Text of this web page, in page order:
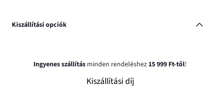
Kiszállítási opciók
Ingyenes szállítás minden rendeléshez 15 999 Ft-től!
Kiszállítási díj